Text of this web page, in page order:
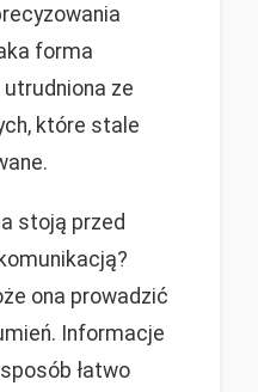
forma
ze
które stale
stoją przed
ona prowadzić
Informacje
łatwo